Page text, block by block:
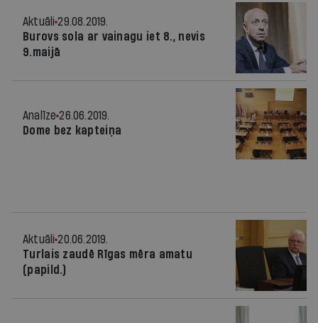
Aktuāli 29.08.2019.
Burovs sola ar vainagu iet 8., nevis
9.maijā
Analīze 26.06.2019.
Dome bez kapteiņa
Aktuāli 20.06.2019.
Turlais zaudē Rīgas mēra amatu
(papild.)